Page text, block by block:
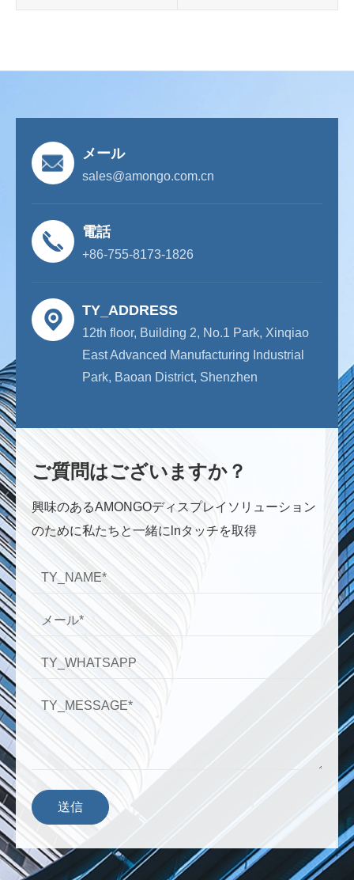
メール
sales@amongo.com.cn
電話
+86-755-8173-1826
TY_ADDRESS
12th floor, Building 2, No.1 Park, Xinqiao
East Advanced Manufacturing Industrial
Park, Baoan District, Shenzhen
ご質問はございますか？
興味のあるAMONGOディスプレイソリューション
のために私たちと一緒にlnタッチを取得
送信